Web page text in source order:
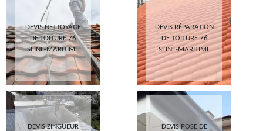
DEVIS NETTOYAGE
DE TOITURE 76
SEINE-MARITIME
DEVIS RÉPARATION
DE TOITURE 76
SEINE-MARITIME
DEVIS ZINGUEUR
DEVIS POSE DE